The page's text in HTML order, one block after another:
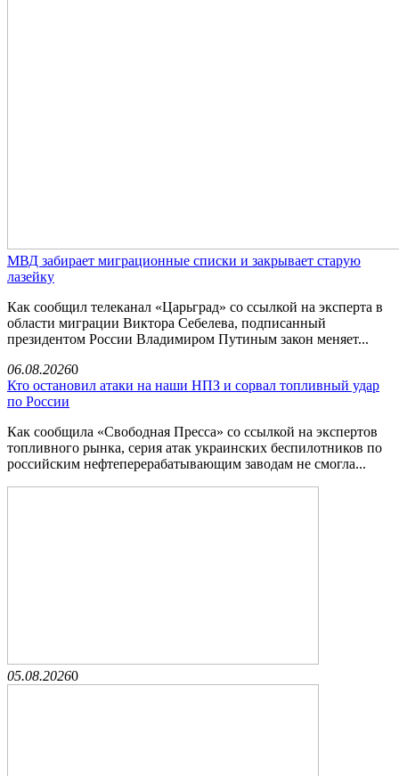
МВД забирает миграционные списки и закрывает старую
лазейку
Как сообщил телеканал «Царьград» со ссылкой на эксперта в
области миграции Виктора Себелева, подписанный
президентом России Владимиром Путиным закон меняет...
06.08.20260
Кто остановил атаки на наши НПЗ и сорвал топливный удар
по России
Как сообщила «Свободная Пресса» со ссылкой на экспертов
топливного рынка, серия атак украинских беспилотников по
российским нефтеперерабатывающим заводам не смогла...
05.08.20260